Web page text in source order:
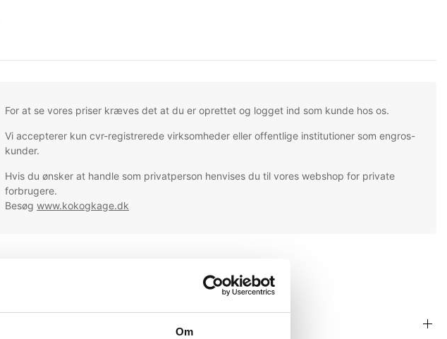
Om
For at se vores priser kræves det at du er oprettet og logget ind som kunde hos os.
Vi accepterer kun cvr-registrerede virksomheder eller offentlige institutioner som engros-
kunder.
Hvis du ønsker at handle som privatperson henvises du til vores webshop for private
forbrugere.
Besøg www.kokogkage.dk